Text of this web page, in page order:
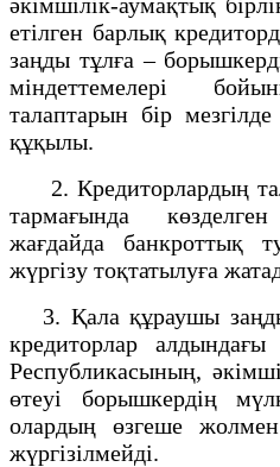
етілген барлық
заңды тұлға –
міндеттемелері
талаптарын бiр
құқылы.
2. Кредиторлардың
тармағында
жағдайда банкроттық
жүргізу тоқтатылуға
3. Қала құраушы
кредиторлар алдындағы
Республикасының,
өтеуі борышкердiң
олардың өзгеше
жүргізілмейді.